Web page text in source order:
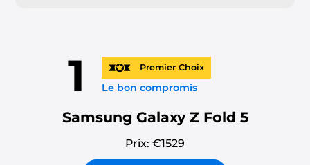
1 Premier Choix
Le bon compromis
Samsung Galaxy Z Fold 5
Prix: €1529